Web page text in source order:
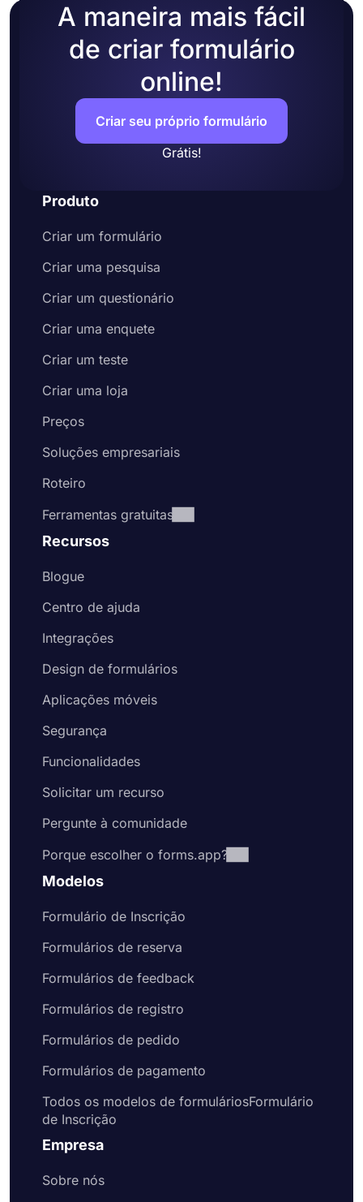
Visualize a aparência do seu formulário e
teste-o
Por último, compartilhe-o nas redes sociais
ou incorpore-o em uma página da web
os visitantes do formulário.
A maneira mais fácil
de criar formulário
online!
Criar seu próprio formulário
Grátis!
Produto
Criar um formulário
Criar uma pesquisa
Criar um questionário
Criar uma enquete
Criar um teste
Criar uma loja
Preços
Soluções empresariais
Roteiro
Ferramentas gratuitas
Recursos
Blogue
Centro de ajuda
Integrações
Design de formulários
Aplicações móveis
Segurança
Funcionalidades
Solicitar um recurso
Pergunte à comunidade
Porque escolher o forms.app?
Modelos
Formulário de Inscrição
Formulários de reserva
Formulários de feedback
Formulários de registro
Formulários de pedido
Formulários de pagamento
Todos os modelos de formuláriosFormulário
de Inscrição
Empresa
Sobre nós